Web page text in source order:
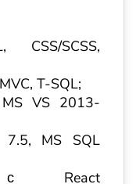
, CSS/SCSS,
T-SQL;
MS VS 2013-
7.5, MS SQL
React